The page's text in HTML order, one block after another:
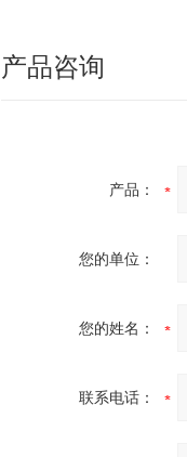
产品咨询
产品：
您的单位：
您的姓名：
联系电话：